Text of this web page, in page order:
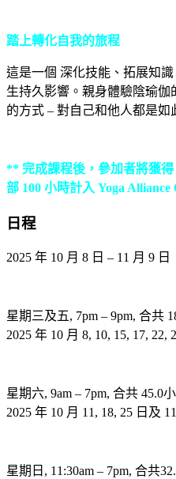
踏上轉化自我的旅程
這是一個 深化技能、拓展知
生持久影響。親身體驗陰瑜
的方式 – 對自己和他人都是如
** 完成課程後，參加者將獲
部 100 小時計入 Yoga
日程
2025 年 10 月 8 日 – 11 月 9 日
星期三及五, 7pm – 9pm, 合共
2025 年 10 月 8, 10, 15, 17, 22,
星期六, 9am – 7pm, 合共 45.0
2025 年 10 月 11, 18, 25 日及
星期日, 11:30am – 7pm, 合共